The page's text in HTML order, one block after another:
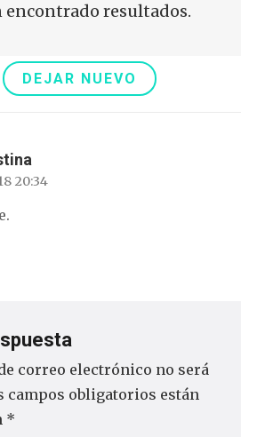
encontrado resultados.
DEJAR NUEVO
20:34
correo electrónico no será
campos obligatorios están
*